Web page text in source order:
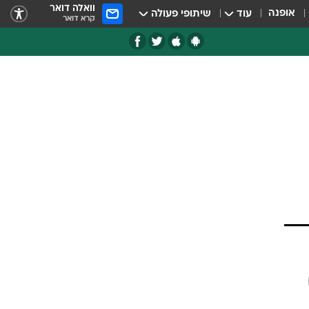
אופנה עוד שיתופי פעולה וואלה דואר
קרא דואר